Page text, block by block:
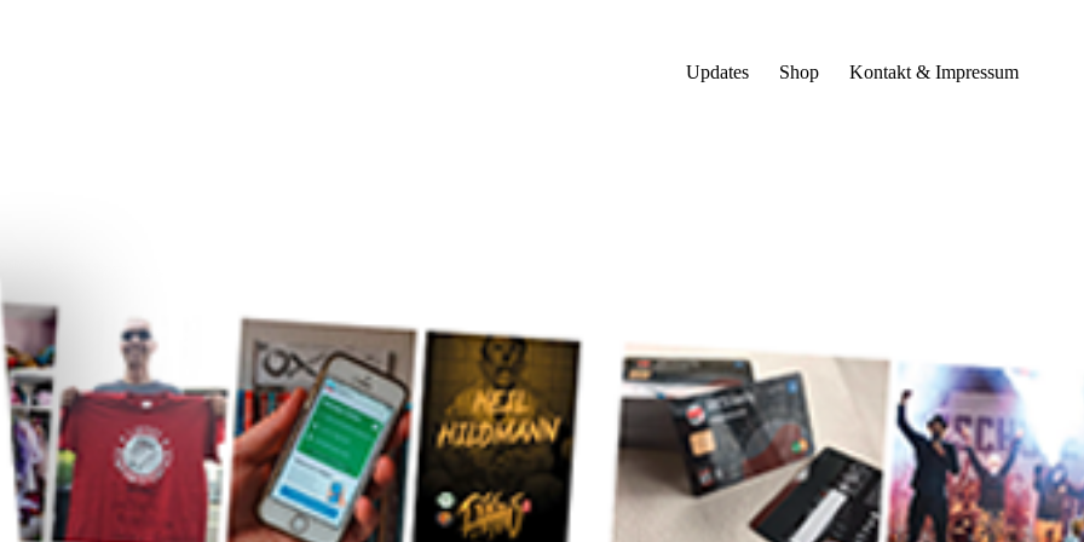
Updates
Shop Kontakt & Impressum